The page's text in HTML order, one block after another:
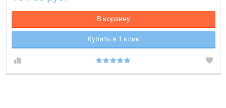
В корзину
Купить в 1 клик